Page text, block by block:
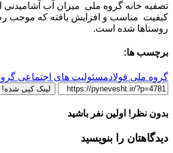
تصفیه خانه گروه ملی میزان آب
کیفیت مناسب و افزایش یافته که موجب
روستاها شده است.
برچسب ها:
گروه ملی فولادمسئولیت های اجتماعی
لینک کپی شده!
بدون نظر! اولین نفر باشید
دیدگاهتان را بنویسید